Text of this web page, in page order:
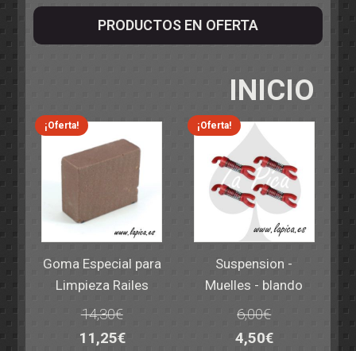
PRODUCTOS EN OFERTA
INICIO
¡Oferta!
Goma Especial para
Limpieza Railes
14,30€
El
11,25€El
¡Oferta!
Suspension -
Muelles - blando
6,00€
El
4,50€El